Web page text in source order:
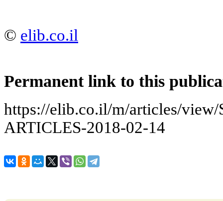
© elib.co.il
Permanent link to this
https://elib.co.il/m/articles/
ARTICLES-2018-02-14